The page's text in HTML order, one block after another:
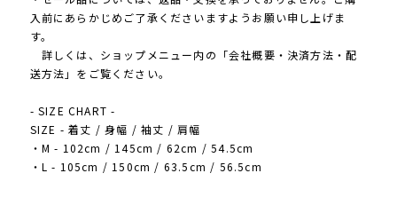
入前にあらかじめご了承くださいますようお願い申し上げま
す。
詳しくは、ショップメニュー内の「会社概要・決済方法・配
送方法」をご覧ください。
- SIZE CHART -
SIZE - 着丈 / 身幅 / 袖丈 / 肩幅
・M - 102cm / 145cm / 62cm / 54.5cm
・L - 105cm / 150cm / 63.5cm / 56.5cm